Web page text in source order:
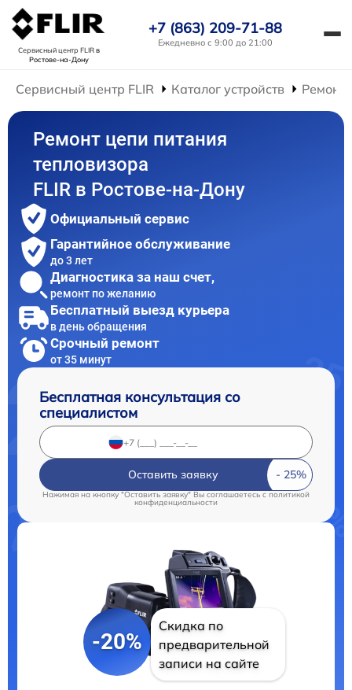
Сервисный центр FLIRв
Ростове-на-Дону
+7 (863) 209-71-88
Ежедневно с 9:00 до 21:00
Сервисный центр FLIR Каталог устройств Ремонт
Ремонт цепи питания
тепловизора
FLIR в Ростове-на-Дону
Официальный сервис
Гарантийное обслуживание
до 3 лет
Диагностика за наш счет,
ремонт по желанию
Бесплатный выезд курьера
в день обращения
Срочный ремонт
от 35 минут
Бесплатная консультация со
специалистом
Оставить заявку
Нажимая на кнопку "Оставить заявку" Вы соглашаетесь c политикой
конфиденциальности
-20%
Скидка по
предварительной
записи на сайте